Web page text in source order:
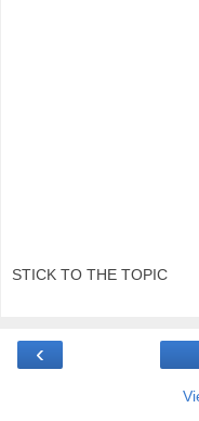
STICK TO THE TOPIC
‹